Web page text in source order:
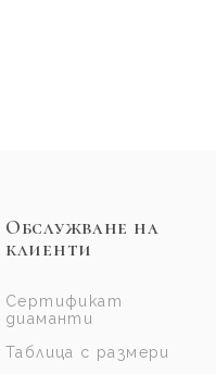
Обслужване на
клиенти
Сертификат
диаманти
Таблица с размери